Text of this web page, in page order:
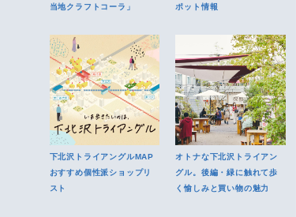
当地クラフトコーラ」
ポット情報
下北沢トライアングルMAP
おすすめ個性派ショップリ
スト
オトナな下北沢トライアン
グル。後編・緑に触れて歩
く愉しみと買い物の魅力